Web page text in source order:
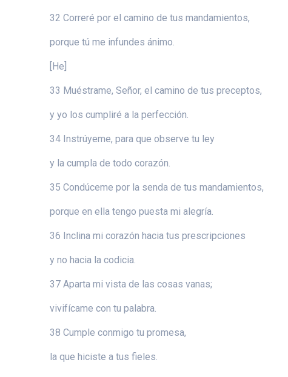
32 Correré por el camino de tus mandamientos,
porque tú me infundes ánimo.
[He]
33 Muéstrame, Señor, el camino de tus preceptos,
y yo los cumpliré a la perfección.
34 Instrúyeme, para que observe tu ley
y la cumpla de todo corazón.
35 Condúceme por la senda de tus mandamientos,
porque en ella tengo puesta mi alegría.
36 Inclina mi corazón hacia tus prescripciones
y no hacia la codicia.
37 Aparta mi vista de las cosas vanas;
vivifícame con tu palabra.
38 Cumple conmigo tu promesa,
la que hiciste a tus fieles.